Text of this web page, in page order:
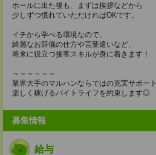
ホールに出た後も、まずは挨拶などから
少しずつ慣れていただければOKです。
イチから学べる環境なので、
綺麗なお辞儀の仕方や言葉遣いなど、
将来に役立つ接客スキルが身に着きます！
～～～～～～
業界大手のマルハンならではの充実サポート
楽しく稼げるバイトライフを約束します◎
募集情報
給与